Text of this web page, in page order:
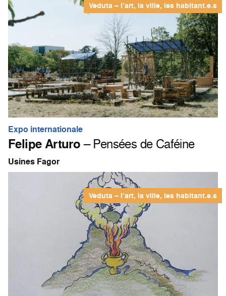
Veduta – l’art, la ville, les habitant.e.s
Expo internationale
Felipe Arturo– Pensées de Caféine
Usines Fagor
Veduta – l’art, la ville, les habitant.e.s